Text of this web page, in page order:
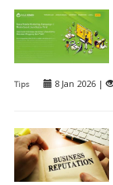
Tips 8 Jan 2026 |